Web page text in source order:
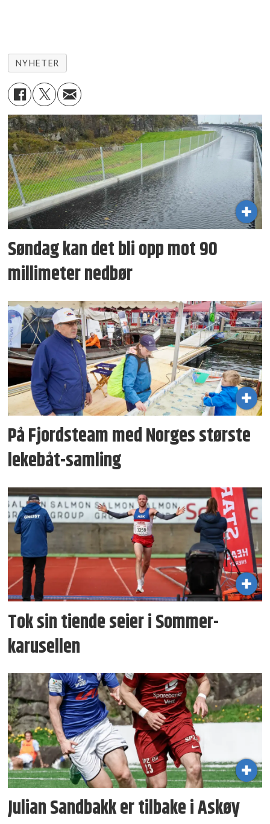
NYHETER
Søndag kan det bli opp mot 90
millimeter nedbør
På Fjordsteam med Norges største
lekebåt-samling
Tok sin tiende seier i Sommer­
karusellen
Julian Sandbakk er tilbake i Askøy